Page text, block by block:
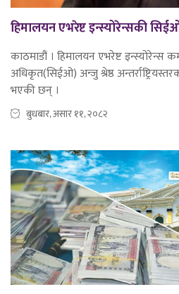
हिमालयन एभरेष्ट इन्स्योरेन्सकी
काठमाडौं । हिमालयन एभरेष्ट इन्स्योरेन्स
अधिकृत(सिईओ) अन्जु श्रेष्ठ
भएकी छन् ।
बुधबार, असार ११, २०८२